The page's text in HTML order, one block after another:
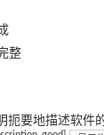
整
扼要地描述软件